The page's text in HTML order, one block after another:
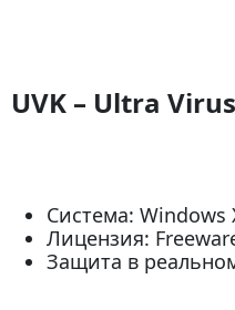
UVK – Ultra
Система: Windows
Лицензия:
Защита в